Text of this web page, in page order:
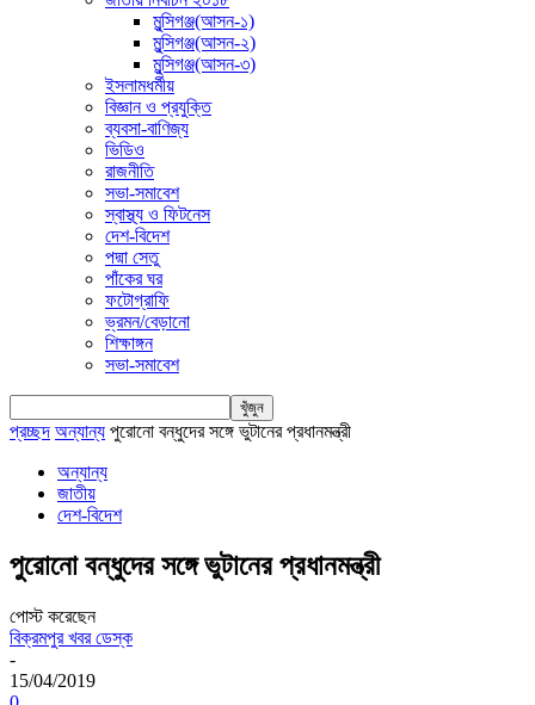
মুন্সিগঞ্জ(আসন-১)
মুন্সিগঞ্জ(আসন-২)
মুন্সিগঞ্জ(আসন-৩)
ইসলামধর্মীয়
বিজ্ঞান ও প্রযুক্তি
ব্যবসা-বাণিজ্য
ভিডিও
রাজনীতি
সভা-সমাবেশ
স্বাস্থ্য ও ফিটনেস
দেশ-বিদেশ
পদ্মা সেতু
পাঁকের ঘর
ফটোগ্রাফি
ভ্রমন/বেড়ানো
শিক্ষাঙ্গন
সভা-সমাবেশ
প্রচ্ছদ অন্যান্য পুরোনো বন্ধুদের সঙ্গে ভুটানের প্রধানমন্ত্রী
অন্যান্য
জাতীয়
দেশ-বিদেশ
পুরোনো বন্ধুদের সঙ্গে ভুটানের প্রধানমন্ত্রী
পোস্ট করেছেন
বিক্রমপুর খবর ডেস্ক
-
15/04/2019